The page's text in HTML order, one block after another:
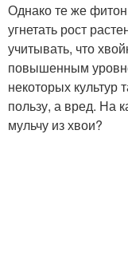
Однако те же
угнетать рост
учитывать, что
повышенным
некоторых культур
пользу, а вред. На
мульчу из хвои?